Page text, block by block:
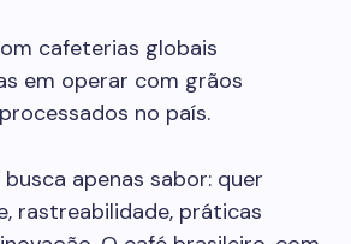
cafeterias globais
em operar com grãos
no país.
apenas sabor: quer
rastreabilidade, práticas